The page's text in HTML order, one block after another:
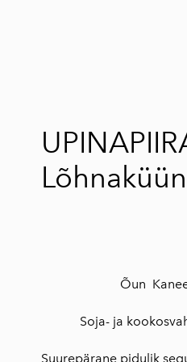
Õun
Soja- ja
Suurepärane pidulik